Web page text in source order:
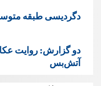
دگردیسی طبقه
دو گزارش: روایت
آتش‌بس